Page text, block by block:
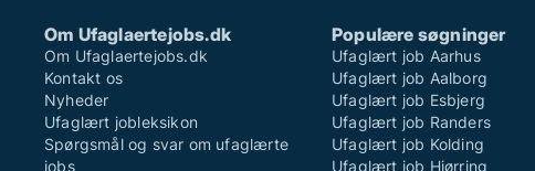
Om Ufaglaertejobs.dk
Om Ufaglaertejobs.dk
Kontakt os
Nyheder
Ufaglært jobleksikon
Spørgsmål og svar om ufaglærte
jobs
Populære søgninger
Ufaglært job Aarhus
Ufaglært job Aalborg
Ufaglært job Esbjerg
Ufaglært job Randers
Ufaglært job Kolding
Ufaglært job Hjørring